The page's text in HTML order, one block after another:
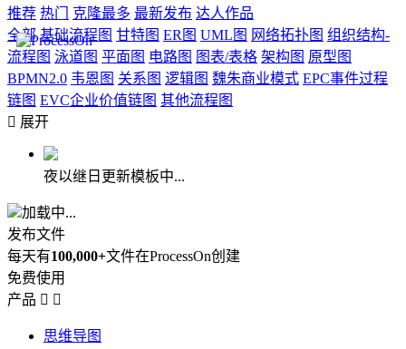
推荐 热门 克隆最多 最新发布 达人作品
全部 基础流程图 甘特图 ER图 UML图 网络拓扑图 组织结构-
流程图 泳道图 平面图 电路图 图表/表格 架构图 原型图
BPMN2.0 韦恩图 关系图 逻辑图 魏朱商业模式 EPC事件过程
链图 EVC企业价值链图 其他流程图
 展开
夜以继日更新模板中...
加载中...
发布文件
每天有100,000+文件在ProcessOn创建
免费使用
产品  
思维导图